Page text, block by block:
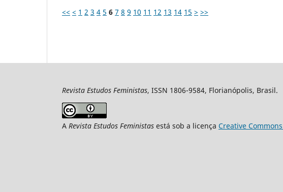
<< < 1 2 3 4 5 6 7 8 9 10 11 12 13 14 15 > >>
Revista Estudos Feministas, ISSN 1806-9584, Florianópolis, Brasil.
A Revista Estudos Feministas está sob a licença Creative